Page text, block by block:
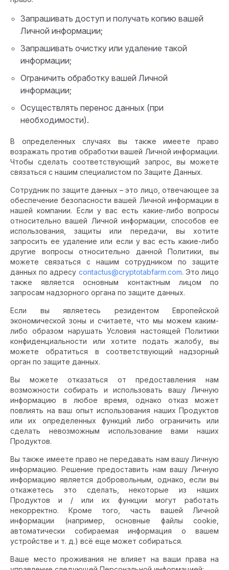
Запрашивать доступ и получать копию вашей
Личной информации;
Запрашивать очистку или удаление такой
информации;
Ограничить обработку вашей Личной
информации;
Осуществлять перенос данных (при
необходимости).
В определенных случаях вы также имеете право
возражать против обработки вашей Личной информации.
Чтобы сделать соответствующий запрос, вы можете
связаться с нашим специалистом по Защите Данных.
Сотрудник по защите данных – это лицо, отвечающее за
обеспечение безопасности вашей Личной информации в
нашей компании. Если у вас есть какие-либо вопросы
относительно вашей Личной информации, способов ее
использования, защиты или передачи, вы хотите
запросить ее удаление или если у вас есть какие-либо
другие вопросы относительно данной Политики, вы
можете связаться с нашим сотрудником по защите
данных по адресу contactus@cryptotabfarm.com. Это лицо
также является основным контактным лицом по
запросам надзорного органа по защите данных.
Если вы являетесь резидентом Европейской
экономической зоны и считаете, что мы можем каким-
либо образом нарушать Условия настоящей Политики
конфиденциальности или хотите подать жалобу, вы
можете обратиться в соответствующий надзорный
орган по защите данных.
Вы можете отказаться от предоставления нам
возможности собирать и использовать вашу Личную
информацию в любое время, однако отказ может
повлиять на ваш опыт использования наших Продуктов
или их определенных функций либо ограничить или
сделать невозможным использование вами наших
Продуктов.
Вы также имеете право не передавать нам вашу Личную
информацию. Решение предоставить нам вашу Личную
информацию является добровольным, однако, если вы
откажетесь это сделать, некоторые из наших
Продуктов и / или их функции могут работать
некорректно. Кроме того, часть вашей Личной
информации (например, основные файлы cookie,
автоматически собираемая информация о вашем
устройстве и т. д.) всё еще может собираться.
Ваше место проживания не влияет на ваши права на